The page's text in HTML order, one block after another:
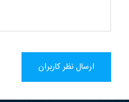
ارسال نظر کاربران